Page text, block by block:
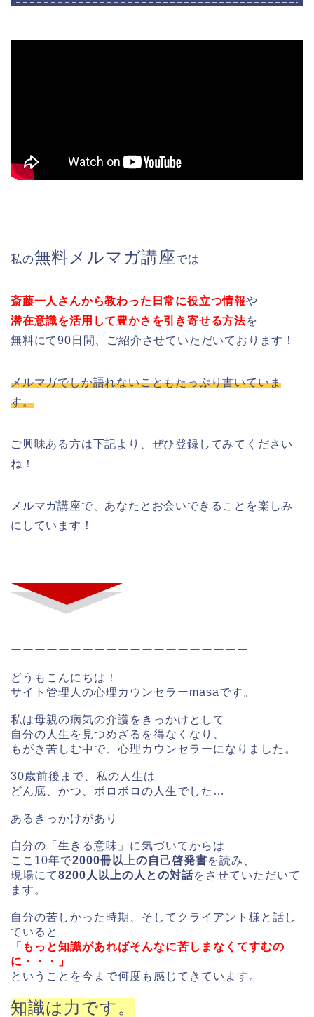
私の無料メルマガ講座では
斎藤一人さんから教わった日常に役立つ情報や
潜在意識を活用して豊かさを引き寄せる方法を
無料にて90日間、ご紹介させていただいております！
メルマガでしか語れないこともたっぷり書いていま
す。
ご興味ある方は下記より、ぜひ登録してみてください
ね！
メルマガ講座で、あなたとお会いできることを楽しみ
にしています！
ーーーーーーーーーーーーーーーーーーーー
どうもこんにちは！
サイト管理人の心理カウンセラーmasaです。
私は母親の病気の介護をきっかけとして
自分の人生を見つめざるを得なくなり、
もがき苦しむ中で、心理カウンセラーになりました。
30歳前後まで、私の人生は
どん底、かつ、ボロボロの人生でした…
あるきっかけがあり
自分の「生きる意味」に気づいてからは
ここ10年で2000冊以上の自己啓発書を読み、
現場にて8200人以上の人との対話をさせていただいて
ます。
自分の苦しかった時期、そしてクライアント様と話し
ていると
「もっと知識があればそんなに苦しまなくてすむの
に・・・」
ということを今まで何度も感じてきています。
知識は力です。